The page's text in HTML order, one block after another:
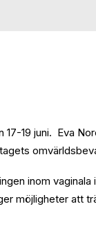
19 juni. Eva
inom
möjligheter att